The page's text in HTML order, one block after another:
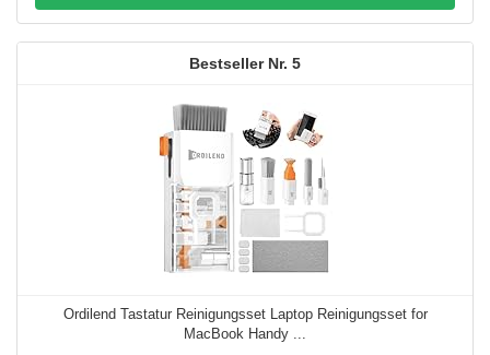
5
Ordilend Tastatur Reinigungsset Laptop Reinigungsset for
MacBook Handy ...